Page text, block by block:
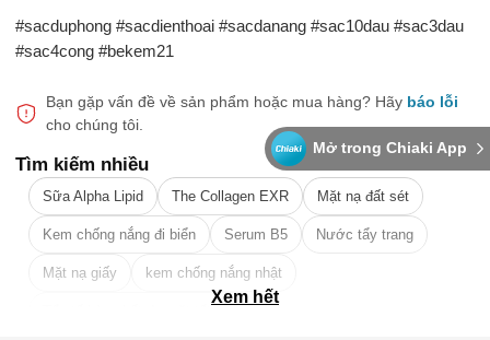
Mở trong Chiaki App
#sacduphong #sacdienthoai #sacdanang #sac10dau #sac3dau
#sac4cong #bekem21
Bạn gặp vấn đề về sản phẩm hoặc mua hàng? Hãy báo lỗi
cho chúng tôi.
Tìm kiếm nhiều
Sữa Alpha Lipid The Collagen EXR Mặt nạ đất sét
Kem chống nắng đi biển Serum B5 Nước tẩy trang
Mặt nạ giấy kem chống nắng nhật
Tẩy tế bào chết da mặt tốt nhất
Xem hết